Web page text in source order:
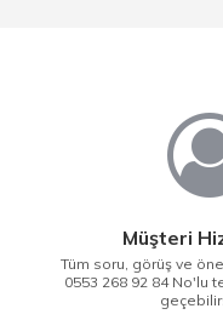
Müşteri
Tüm soru, görüş ve
0553 268 92 84 No'lu